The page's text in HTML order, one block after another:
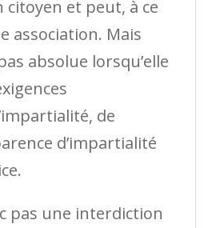
et peut, à ce
association. Mais
absolue lorsqu’elle
de
d’impartialité
pas une interdiction